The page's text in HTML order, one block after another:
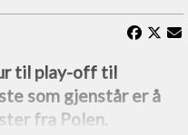
til play-off til
som gjenstår er å
fra Polen.